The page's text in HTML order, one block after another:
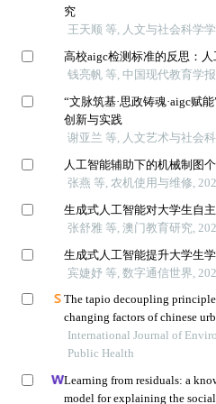
究
王天顺 等, 人文与社会科学
高校aigc检测标准的反思：
钱亮帆 等, 中国现代教育学
“文脉筑基·思政铸魂·aigc赋
创新与实践
谢亚兰 等, 人文艺术与社会
人工智能辅助下的机械制图
张燕 等, 农机使用与维修,
生成式人工智能对大学生自
张舒雅 等, 澳门教育研究,
生成式人工智能提升大学生
宾婕妤 等, 数字通信世界,
The tapio decoupling
changing factors of chinese
on cloud computing
International Journal of
Public Health
Learning from residuals: a
model for explaining the